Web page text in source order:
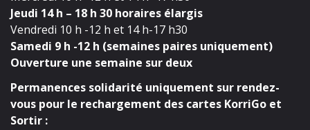
Jeudi 14 h – 18 h 30 horaires élargis
Vendredi 10 h -12 h et 14 h-17 h30
Samedi 9 h -12 h (semaines paires uniquement)
Ouverture une semaine sur deux
Permanences solidarité uniquement sur rendez-
vous pour le rechargement des cartes KorriGo et
Sortir :